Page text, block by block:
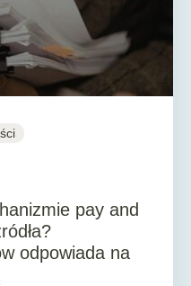
pay and
odpowiada na